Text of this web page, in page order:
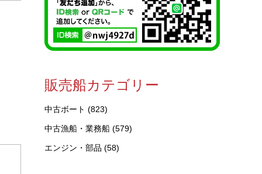
販売船カテゴリー
中古ボート (823)
中古漁船・業務船 (579)
エンジン・部品 (58)